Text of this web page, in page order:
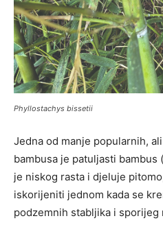
Phyllostachys bissetii
Jedna od manje popularnih,
bambusa je patuljasti bambus (
je niskog rasta i djeluje
iskorijeniti jednom kada se
podzemnih stabljika i sporijeg